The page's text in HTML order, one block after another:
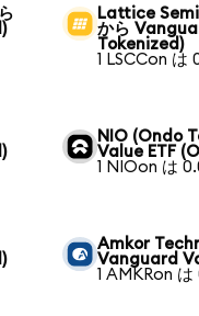
Lattice
から
Tokenized)
1 LSCCon は
NIO (Ondo
Value ETF
1 NIOon は
Amkor
Vanguard
1 AMKRon